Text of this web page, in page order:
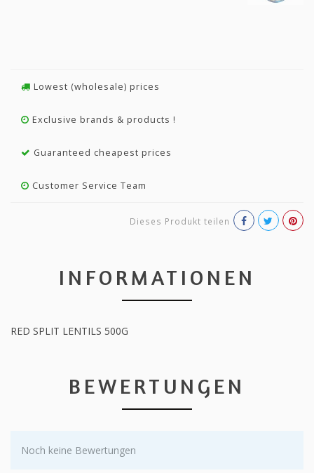
Lowest (wholesale) prices
Exclusive brands & products !
Guaranteed cheapest prices
Customer Service Team
Dieses Produkt teilen
INFORMATIONEN
RED SPLIT LENTILS 500G
BEWERTUNGEN
Noch keine Bewertungen